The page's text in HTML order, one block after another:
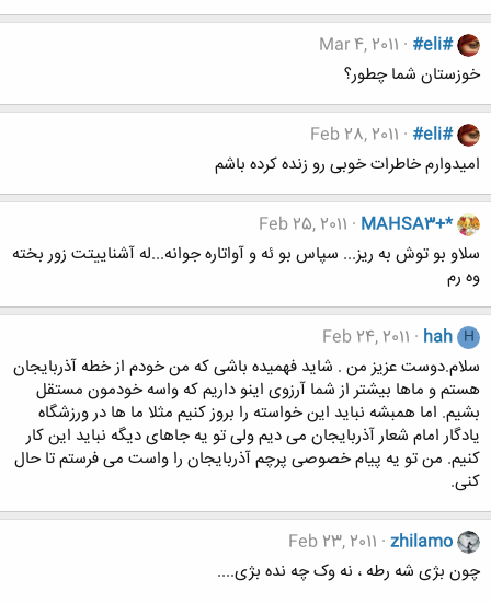
#eli#
Mar 4, 2011
خوزستان شما چطور؟
#eli#
Feb 28, 2011
امیدوارم خاطرات خوبی رو زنده کرده باشم
MAHSA3+*
Feb 25, 2011
سلاو بو توش به ریز... سپاس بو ئه و آواتاره جوانه...له آشناییتت زور بخته
وه رم
H
hah
Feb 24, 2011
سلام.دوست عزیز من . شاید فهمیده باشی که من خودم از خطه آذربایجان
هستم و ماها بیشتر از شما آرزوی اینو داریم که واسه خودمون مستقل
بشیم. اما همبشه نباید این خواسته را بروز کنیم مثلا ما ها در ورزشگاه
یادگار امام شعار آذربایجان می دیم ولی تو یه جاهای دیگه نباید این کار
کنیم. من تو یه پیام خصوصی پرچم آذربایجان را واست می فرستم تا حال
کنی.
zhilamo
Feb 23, 2011
چون بژی شه رطه ، نه وک چه نده بژی....